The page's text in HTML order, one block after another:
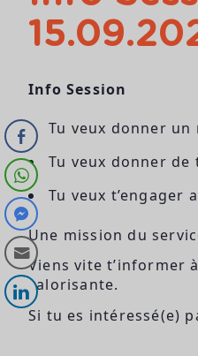
Info Session
Tu veux donner un
Tu veux donner
Tu veux t’engager
Une mission du
Viens vite t’informer
valorisante.
Si tu es intéressé(e)